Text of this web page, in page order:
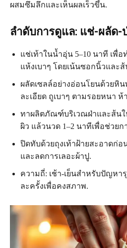
ผสมซึมลึกและเห็นผลเร็วขึ้น.
ลำดับการดูแล: แช่-ผลัด-
แช่เท้าในน้ำอุ่น 5–10 นาที เพื่
แห้งเบาๆ โดยเน้นซอกนิ้วและส้
ผลัดเซลล์อย่างอ่อนโยนด้วยหิ
ละเอียด ถูเบาๆ ตามรอยหนา
ทาผลิตภัณฑ์บริเวณฝ่าและส้น
ผิว แล้วนวด 1–2 นาทีเพื่อช่วยก
ปิดทับด้วยถุงเท้าฝ้ายสะอาดก่
และลดการเลอะผ้าปู.
ความถี่: เช้า-เย็นสำหรับปัญหา
ละครั้งเพื่อคงสภาพ.